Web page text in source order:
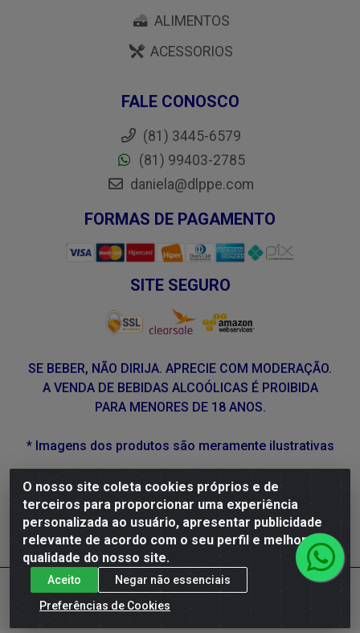
O nosso site coleta cookies próprios e de
terceiros para proporcionar uma experiência
personalizada ao usuário, apresentar publicidade
relevante de acordo com o seu perfil e melhorar a
qualidade do nosso site.
Aceito
Negar não essenciais
Preferências de Cookies
ALIMENTOS
ACESSORIOS
FALE CONOSCO
(81) 3445-6579
(81) 99403-2785
daniela@dlppe.com
FORMAS DE PAGAMENTO
SITE SEGURO
SE BEBER, NÃO DIRIJA. APRECIE COM MODERAÇÃO.
A VENDA DE BEBIDAS ALCOÓLICAS É PROIBIDA
PARA MENORES DE 18 ANOS.
* Imagens dos produtos são meramente ilustrativas
DLP Vinhos - Av. Engenheiro Abdias de Carvalho, 962 -
Torrões, Recife/PE - CEP 50.640-525 - CNPJ
05.429.222/0001-48